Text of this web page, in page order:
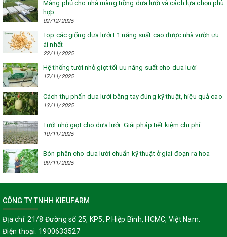
Màng phủ cho nhà màng trồng dưa lưới và cách lựa chọn phù
hợp
02/12/2025
Top các giống dưa lưới F1 năng suất cao được nhà vườn ưu
ái nhất
22/11/2025
Hệ thống tưới nhỏ giọt tối ưu năng suất cho dưa lưới
17/11/2025
Cách thụ phấn dưa lưới bằng tay đúng kỹ thuật, hiệu quả cao
13/11/2025
Tưới nhỏ giọt cho dưa lưới: Giải pháp tiết kiệm chi phí
10/11/2025
Bón phân cho dưa lưới chuẩn kỹ thuật ở giai đoạn ra hoa
09/11/2025
CÔNG TY TNHH KIEUFARM
Địa chỉ: 21/8 Đường số 25, KP5, P.Hiệp Bình, HCMC, Việt Nam.
Điện thoại: 1900633527